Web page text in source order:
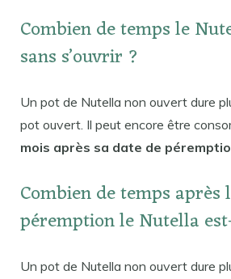
Combien de temps le
sans s’ouvrir ?
Un pot de Nutella non ouvert dure
pot ouvert. Il peut encore être
mois après sa date de
Combien de temps après
péremption le Nutella
Un pot de Nutella non ouvert dure